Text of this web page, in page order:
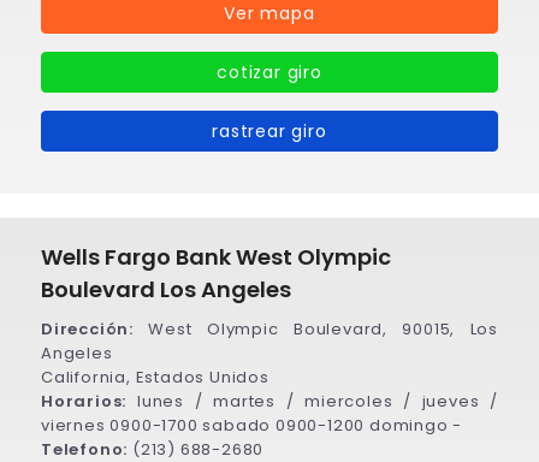
Ver mapa
cotizar giro
rastrear giro
Wells Fargo Bank West Olympic
Boulevard Los Angeles
Dirección:West Olympic Boulevard, 90015, Los
Angeles
California, Estados Unidos
Horarios: lunes / martes / miercoles / jueves /
viernes 0900-1700 sabado 0900-1200 domingo -
Telefono: (213) 688-2680